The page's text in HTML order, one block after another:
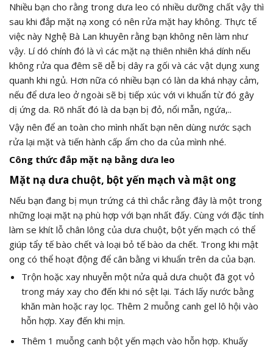
Nhiều bạn cho rằng trong dưa leo có nhiều dưỡng chất vậy thì
sau khi đắp mặt nạ xong có nên rửa mặt hay không. Thực tế
việc này Nghệ Bà Lan khuyên rằng bạn không nên làm như
vậy. Lí dó chính đó là vì các mặt nạ thiên nhiên khá dính nếu
không rửa qua đêm sẽ dễ bị dây ra gối và các vật dụng xung
quanh khi ngủ. Hơn nữa có nhiều bạn có làn da khá nhạy cảm,
nếu để dưa leo ở ngoài sẽ bị tiếp xúc với vi khuẩn từ đó gây
dị ứng da. Rõ nhất đó là da bạn bị đỏ, nổi mẫn, ngứa,..
Vậy nên để an toàn cho mình nhất bạn nên dùng nước sạch
rửa lại mặt và tiến hành cấp ẩm cho da của mình nhé.
Công thức đắp mặt nạ bằng dưa leo
Mặt nạ dưa chuột, bột yến mạch và mật ong
Nếu bạn đang bị mụn trứng cá thì chắc rằng đây là một trong
những loại mặt nạ phù hợp với bạn nhất đấy. Cùng với đặc tính
làm se khít lỗ chân lông của dưa chuột, bột yến mạch có thể
giúp tẩy tế bào chết và loại bỏ tế bào da chết. Trong khi mật
ong có thể hoạt động để cân bằng vi khuẩn trên da của bạn.
Trộn hoặc xay nhuyễn một nửa quả dưa chuột đã gọt vỏ
trong máy xay cho đến khi nó sệt lại. Tách lấy nước bằng
khăn màn hoặc ray lọc. Thêm 2 muỗng canh gel lô hội vào
hỗn hợp. Xay đến khi mịn.
Thêm 1 muỗng canh bột yến mạch vào hỗn hợp. Khuấy